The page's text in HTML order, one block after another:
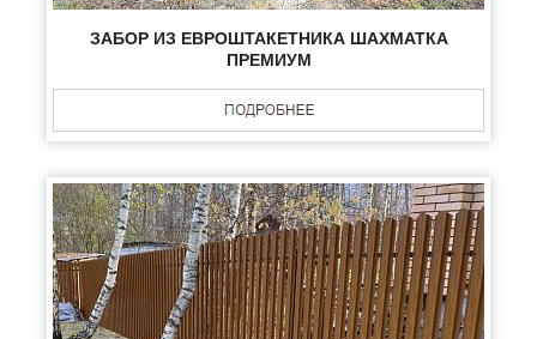
ЗАБОР ИЗ ЕВРОШТАКЕТНИКА ШАХМАТКА
ПРЕМИУМ